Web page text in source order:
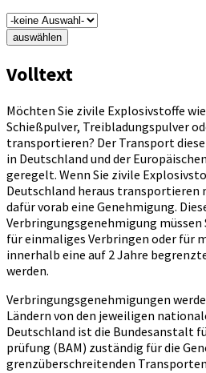
auswählen
Volltext
Möchten Sie zivile Explosivstoffe
Schießpulver, Treibladungspulver
transportieren? Der Transport
in Deutschland und der
geregelt. Wenn Sie zivile
Deutschland heraus transportieren
dafür vorab eine Genehmigung.
Verbringungsgenehmigung müssen
für einmaliges Verbringen oder für
innerhalb eine auf 2 Jahre
werden.
Verbringungsgenehmigungen
Ländern von den jeweiligen
Deutschland ist die Bundesanstalt
prüfung (BAM) zuständig für die
grenzüberschreitenden